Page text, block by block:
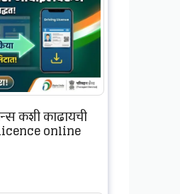
कशी काढायची
online